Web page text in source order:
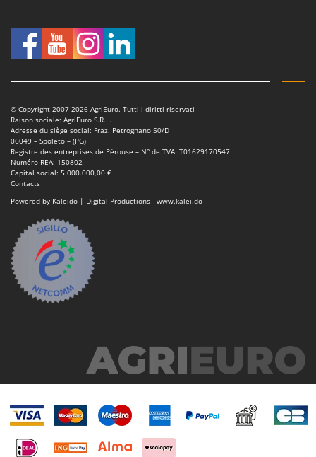
MOSA
Mowox
MTD
N
New O.M.R.A.
Nilfisk
Ninja
Novital
NuAir
NuovaFac
OMA
Omas
Ompagrill
Ooni
© Copyright 2007-2026 AgriEuro. Tutti i diritti riservati
Raison sociale: AgriEuro S.R.L.
Adresse du siège social: Fraz. Petrognano 50/D
06049 – Spoleto – (PG)
Registre des entreprises de Pérouse – N° de TVA IT01629170547
Numéro REA: 150802
Capital social: 5.000.000,00 €
Contacts
Powered by Kaleido | Digital Productions - www.kalei.do